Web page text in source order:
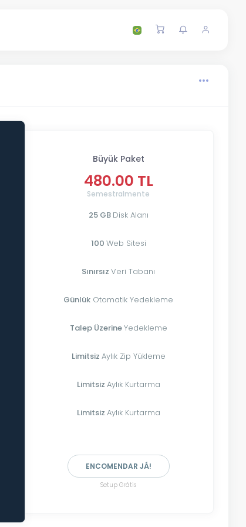
Büyük Paket
480.00 TL
Semestralmente
25 GB Disk Alanı
100 Web Sitesi
SınırsızVeri Tabanı
Günlük Otomatik Yedekleme
Talep ÜzerineYedekleme
Limitsiz Aylık Zip Yükleme
Limitsiz Aylık Kurtarma
Limitsiz Aylık Kurtarma
ENCOMENDAR JÁ!
Setup Grátis